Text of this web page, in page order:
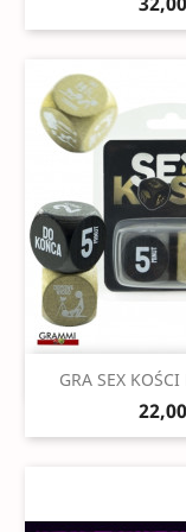
Szybki
GRA SEX